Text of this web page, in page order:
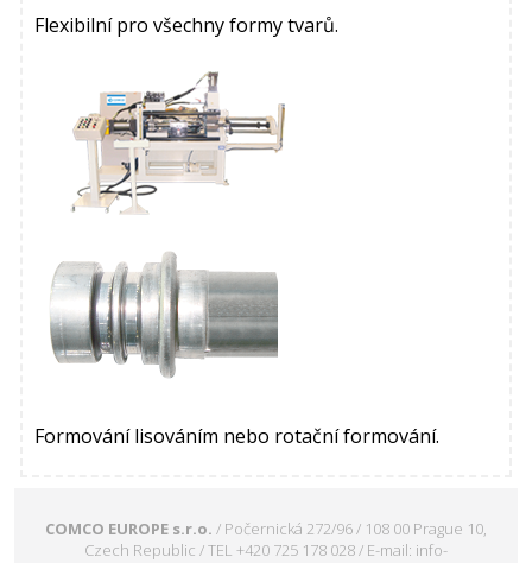
Flexibilní pro všechny formy tvarů.
Formování lisováním nebo rotační formování.
COMCO EUROPE s.r.o. / Počernická 272/96 / 108 00 Prague 10,
Czech Republic / TEL +420 725 178 028 / E-mail: info-